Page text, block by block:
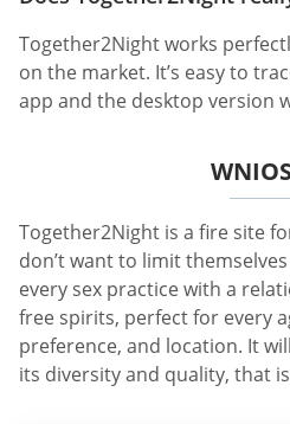
Together2Night works
on the market. It’s easy to
app and the desktop version
Together2Night is a fire site
don’t want to limit
every sex practice with a
free spirits, perfect for every
preference, and location. It
its diversity and quality, that